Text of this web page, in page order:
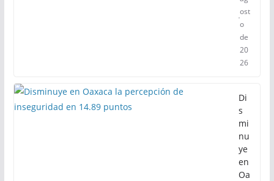
ost
o
de
20
26
Di
s
mi
nu
ye
en
Oa